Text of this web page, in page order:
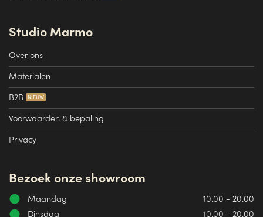
Studio Marmo
Over ons
Materialen
B2B
Voorwaarden & bepaling
Privacy
Bezoek onze showroom
Maandag
10.00 - 20.00
Dinsdag
10.00 - 20.00